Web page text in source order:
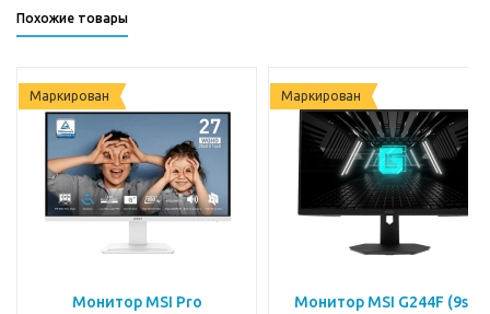
Похожие товары
Маркирован
Монитор MSI Pro
Маркирован
Монитор MSI G244F (9s6-